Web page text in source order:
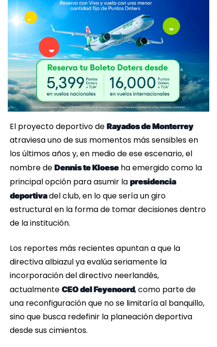
El proyecto deportivo de Rayados de Monterrey
atraviesa uno de sus momentos más sensibles en
los últimos años y, en medio de ese escenario, el
nombre de Dennis te Kloeseha emergido como la
principal opción para asumir la presidencia
deportivadel club, en lo que sería un giro
estructural en la forma de tomar decisiones dentro
de la institución.
Los reportes más recientes apuntan a que la
directiva albiazul ya evalúa seriamente la
incorporación del directivo neerlandés,
actualmente CEO del Feyenoord, como parte de
una reconfiguración que no se limitaría al banquillo,
sino que busca redefinir la planeación deportiva
desde sus cimientos.